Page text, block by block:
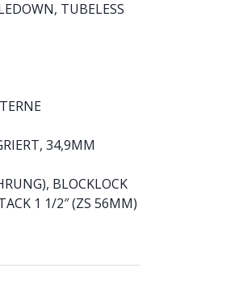
TUBELESS
34,9MM
BLOCKLOCK
1 1/2″ (ZS 56MM)